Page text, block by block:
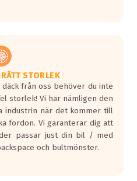
det finnas
Hög
vågor
om det är
STORLEK
från oss behöver du inte
storlek! Vi har nämligen den
industrin när det kommer till
fordon. Vi garanterar dig att
passar just din bil / med
och bultmönster.